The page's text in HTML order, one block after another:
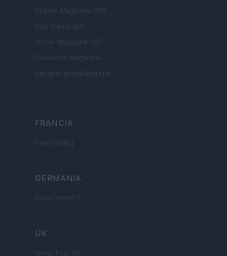
Motors Magazine 365
Day Travel 365
Home Magazine 365
Cineverse Magazine
SecondHomeMagazine
FRANCIA
InvestirMag
GERMANIA
Investieren24
UK
News Hub UK